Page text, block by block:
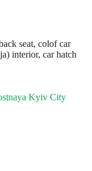
seat, colof car
interior, car hatch
Kyiv City